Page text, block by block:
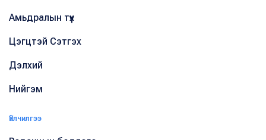
Амьдралын түүх
Цэгцтэй Сэтгэх
Дэлхий
Нийгэм
Үйлчилгээ